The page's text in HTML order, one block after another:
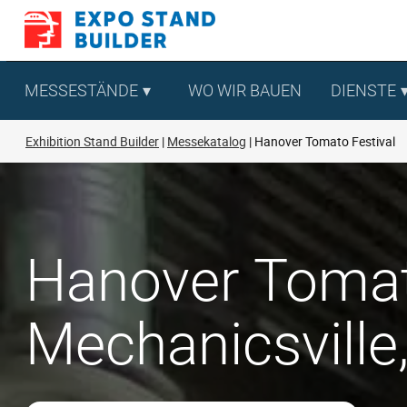
Zum
springen
MESSESTÄNDE WO WIR BAUEN DIENSTE
Exhibition Stand Builder Messekatalog Hanover Tomato Festival
Hanover